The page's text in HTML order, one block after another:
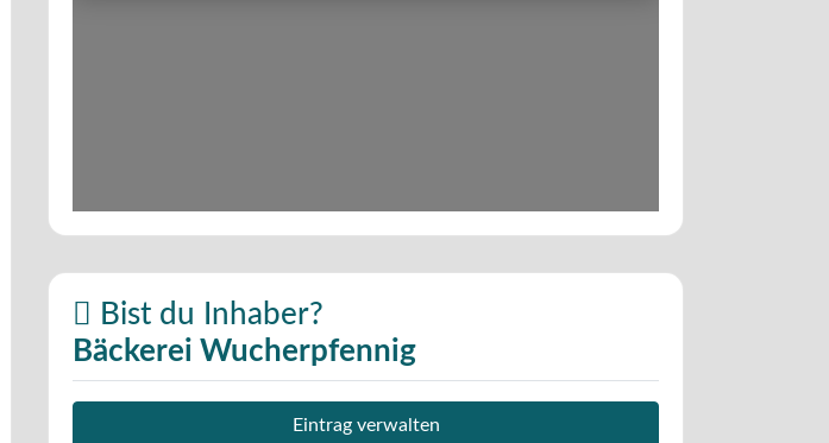
Bist du Inhaber?
Bäckerei Wucherpfennig
Eintrag verwalten